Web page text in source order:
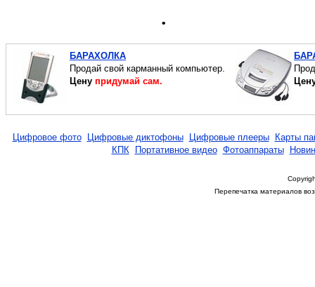
.
БАРАХОЛКА
Продай свой карманный компьютер.
Цену придумай сам.
Цифровое фото Цифровые диктофоны Цифровые плееры
Карты
КПК
Портативное видео Фотоаппараты
Перепечатка материалов